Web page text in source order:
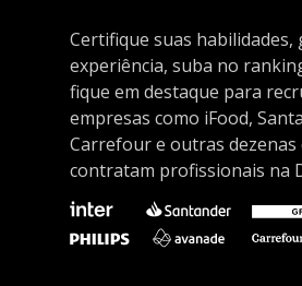
Certifique suas habilidades,
experiência, suba no
fique em destaque para
empresas como iFood,
Carrefour e outras dezenas
contratam profissionais na